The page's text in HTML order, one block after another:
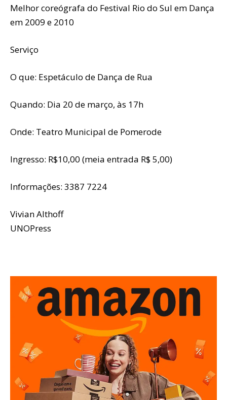
Melhor coreógrafa do Festival Rio do Sul em Dança
em 2009 e 2010
Serviço
O que: Espetáculo de Dança de Rua
Quando: Dia 20 de março, às 17h
Onde: Teatro Municipal de Pomerode
Ingresso: R$10,00 (meia entrada R$ 5,00)
Informações: 3387 7224
Vivian Althoff
UNOPress